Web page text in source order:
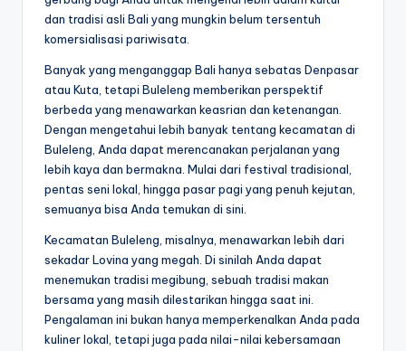
dan tradisi asli Bali yang mungkin belum tersentuh
komersialisasi pariwisata.
Banyak yang menganggap Bali hanya sebatas Denpasar
atau Kuta, tetapi Buleleng memberikan perspektif
berbeda yang menawarkan keasrian dan ketenangan.
Dengan mengetahui lebih banyak tentang kecamatan di
Buleleng, Anda dapat merencanakan perjalanan yang
lebih kaya dan bermakna. Mulai dari festival tradisional,
pentas seni lokal, hingga pasar pagi yang penuh kejutan,
semuanya bisa Anda temukan di sini.
Kecamatan Buleleng, misalnya, menawarkan lebih dari
sekadar Lovina yang megah. Di sinilah Anda dapat
menemukan tradisi megibung, sebuah tradisi makan
bersama yang masih dilestarikan hingga saat ini.
Pengalaman ini bukan hanya memperkenalkan Anda pada
kuliner lokal, tetapi juga pada nilai-nilai kebersamaan